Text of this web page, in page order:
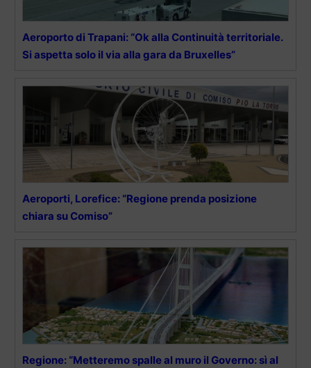
Aeroporto di Trapani: “Ok alla Continuità territoriale.
Si aspetta solo il via alla gara da Bruxelles”
Aeroporti, Lorefice: “Regione prenda posizione
chiara su Comiso”
Regione: “Metteremo spalle al muro il Governo: sì al